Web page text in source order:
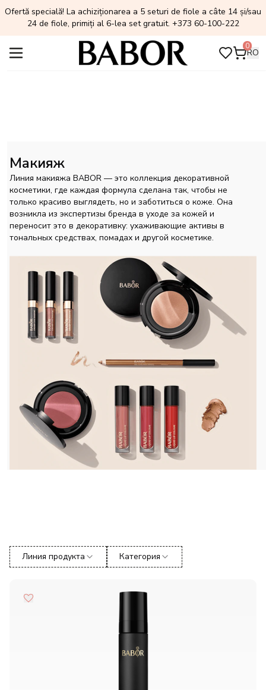
Ofertă specială! La achiziționarea a 5 seturi de fiole a câte 14 și/sau
24 de fiole, primiți al 6-lea set gratuit. +373 60-100-222
0
RO
Макияж
Линия макияжа BABOR — это коллекция декоративной
косметики, где каждая формула сделана так, чтобы не
только красиво выглядеть, но и заботиться о коже. Она
возникла из экспертизы бренда в уходе за кожей и
переносит это в декоративку: ухаживающие активы в
тональных средствах, помадах и другой косметике.
Линия продукта Категория